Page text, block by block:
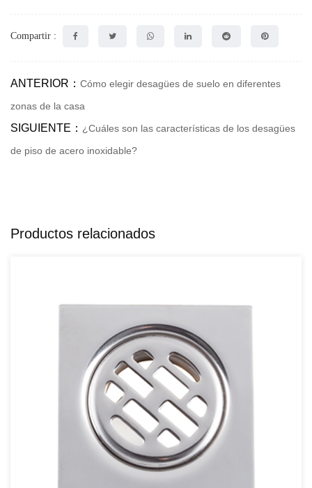
Compartir :
ANTERIOR： Cómo elegir desagües de suelo en diferentes
zonas de la casa
SIGUIENTE： ¿Cuáles son las características de los desagües
de piso de acero inoxidable?
Productos relacionados